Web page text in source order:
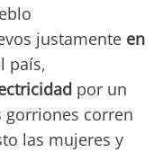
justamente en
país,
por un
gorriones corren
las mujeres y